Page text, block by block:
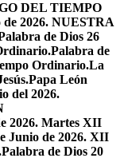
DEL TIEMPO
de 2026. NUESTRA
de Dios 26
Palabra de
Ordinario.La
Papa León
del 2026.
2026. Martes XII
Junio de 2026. XII
Palabra de Dios 20